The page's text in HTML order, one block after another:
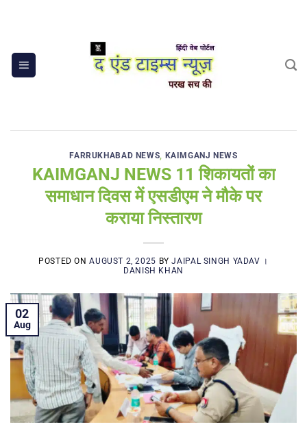
FARRUKHABAD NEWS, KAIMGANJ NEWS
KAIMGANJ NEWS 11 शिकायतों का
समाधान दिवस में एसडीएम ने मौके पर
कराया निस्तारण
POSTED ONAUGUST 2, 2025 BYJAIPAL SINGH YADAV ।
DANISH KHAN
02
Aug